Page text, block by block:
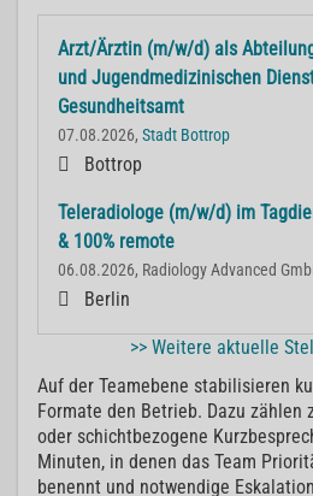
Arzt/Ärztin (m/w/d) als
und Jugendmedizinischen
Gesundheitsamt
07.08.2026, Stadt Bottrop
Bottrop
Teleradiologe (m/w/d) im
& 100% remote
06.08.2026, Radiology Advanced
Berlin
>> Weitere aktuelle
Auf der Teamebene stabilisieren
Formate den Betrieb. Dazu zählen
oder schichtbezogene
Minuten, in denen das Team
benennt und notwendige